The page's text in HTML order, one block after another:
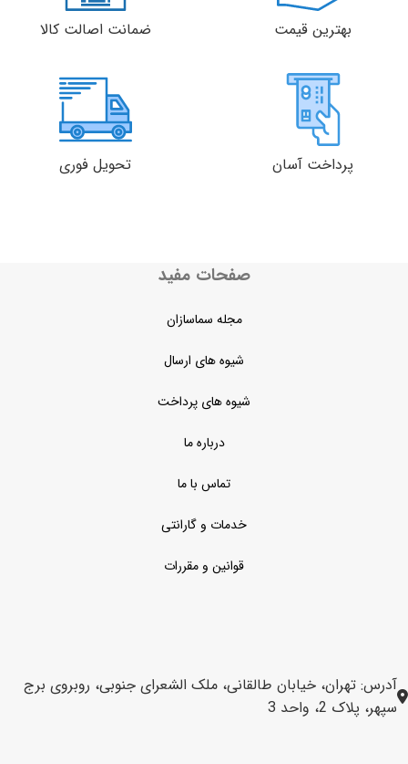
یک
ماه
سه
ماه
ضمانت اصالت کالا بهترین قیمت
تحویل فوری پرداخت آسان
صفحات مفید
مجله سماسازان
شیوه های ارسال
شیوه های پرداخت
درباره ما
تماس با ما
خدمات و گارانتی
قوانین و مقررات
آدرس: تهران، خیابان طالقانی، ملک الشعرای جنوبی، روبروی برج
سپهر، پلاک 2، واحد 3